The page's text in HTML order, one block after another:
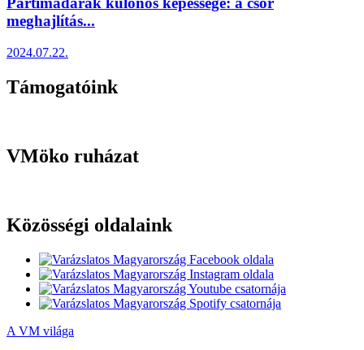
meghajlítás...
2024.07.22.
Támogatóink
VMöko ruházat
Közösségi oldalaink
A VM világa